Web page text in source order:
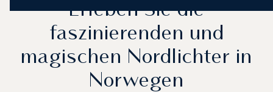
Erleben Sie die
faszinierenden und
magischen Nordlichter in
Norwegen